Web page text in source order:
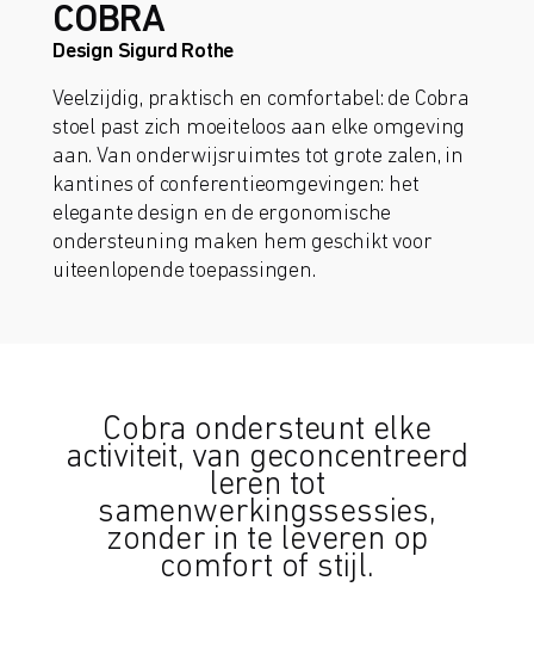
COBRA
Design Sigurd Rothe
Veelzijdig, praktisch en comfortabel: de Cobra
stoel past zich moeiteloos aan elke omgeving
aan. Van onderwijsruimtes tot grote zalen, in
kantines of conferentieomgevingen: het
elegante design en de ergonomische
ondersteuning maken hem geschikt voor
uiteenlopende toepassingen.
Cobra ondersteunt elke
activiteit, van geconcentreerd
leren tot
samenwerkingssessies,
zonder in te leveren op
comfort of stijl.